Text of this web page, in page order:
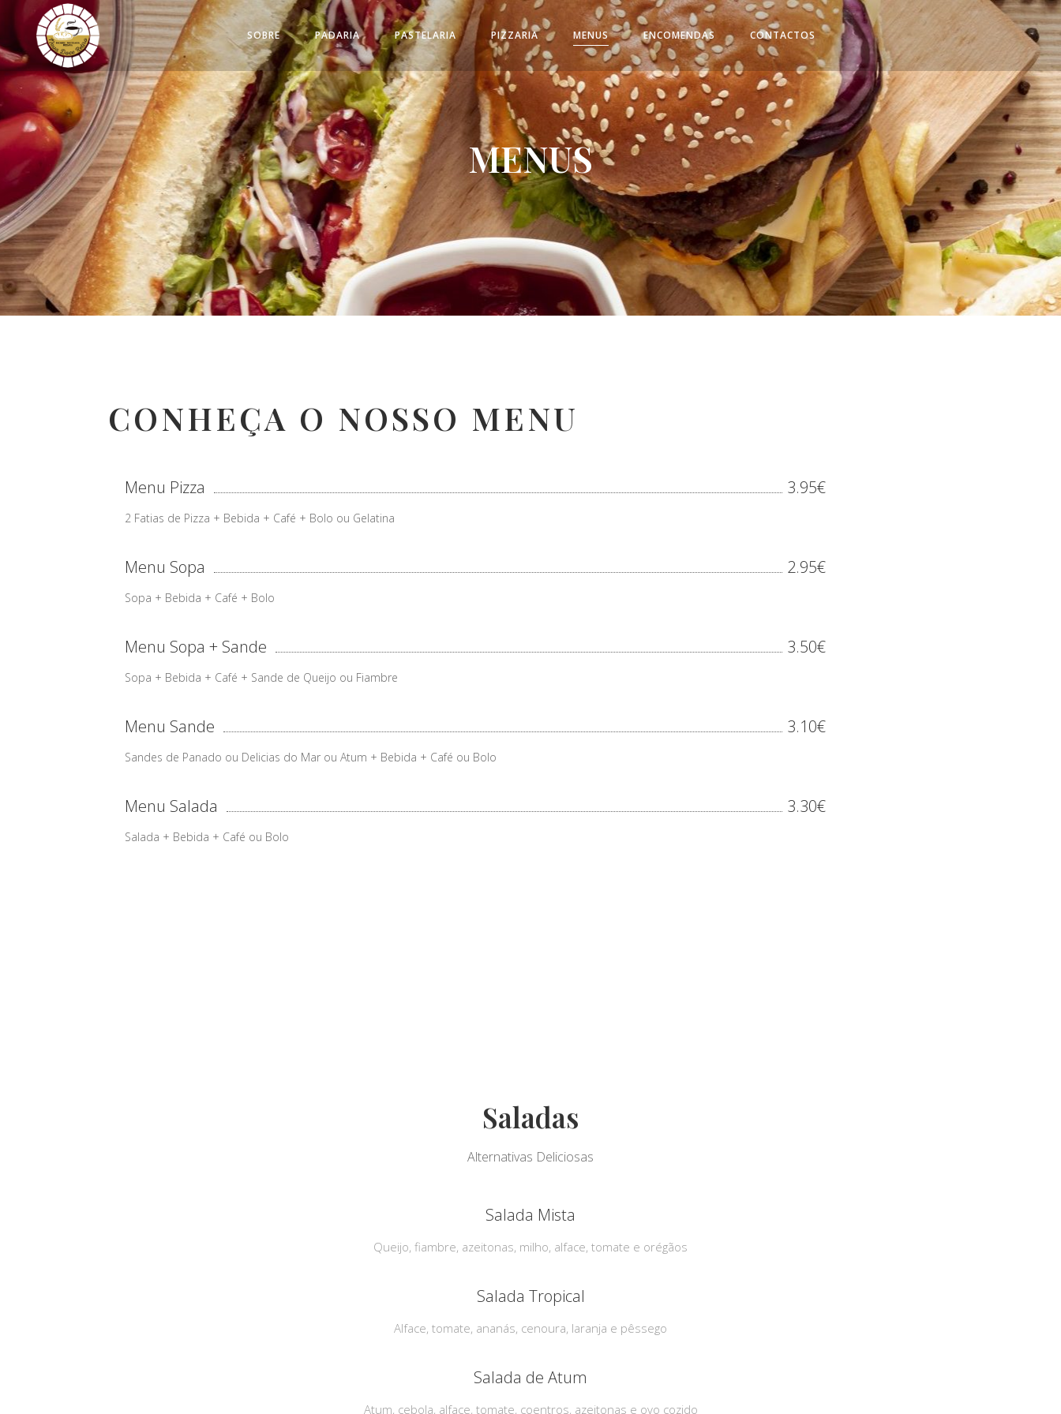
SOBRE PADARIA PASTELARIA PIZZARIA MENUS ENCOMENDAS CONTACTOS
MENUS
CONHEÇA O NOSSO MENU
Menu Pizza 3.95€
2 Fatias de Pizza + Bebida + Café + Bolo ou Gelatina
Menu Sopa 2.95€
Sopa + Bebida + Café + Bolo
Menu Sopa + Sande 3.50€
Sopa + Bebida + Café + Sande de Queijo ou Fiambre
Menu Sande 3.10€
Sandes de Panado ou Delicias do Mar ou Atum + Bebida + Café ou Bolo
Menu Salada 3.30€
Salada + Bebida + Café ou Bolo
Saladas
Alternativas Deliciosas
Salada Mista
Queijo, fiambre, azeitonas, milho, alface, tomate e orégãos
Salada Tropical
Alface, tomate, ananás, cenoura, laranja e pêssego
Salada de Atum
Atum, cebola, alface, tomate, coentros, azeitonas e ovo cozido